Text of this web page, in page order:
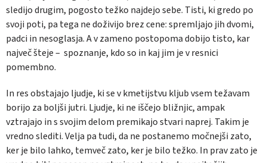
sledijo drugim, pogosto težko najdejo sebe. Tisti, ki gredo po
svoji poti, pa tega ne doživijo brez cene: spremljajo jih dvomi,
padci in nesoglasja. A v zameno postopoma dobijo tisto, kar
največ šteje – spoznanje, kdo so in kaj jim je v resnici
pomembno.
In res obstajajo ljudje, ki se v kmetijstvu kljub vsem težavam
borijo za boljši jutri. Ljudje, ki ne iščejo bližnjic, ampak
vztrajajo in s svojim delom premikajo stvari naprej. Takim je
vredno slediti. Velja pa tudi, da ne postanemo močnejši zato,
ker je bilo lahko, temveč zato, ker je bilo težko. In prav zato je